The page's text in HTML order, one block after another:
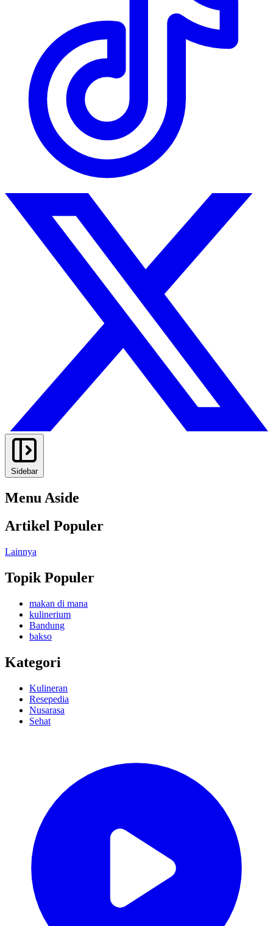
Sidebar
Menu Aside
Artikel Populer
Lainnya
Topik Populer
makan di mana
kulinerium
Bandung
bakso
Kategori
Kulineran
Resepedia
Nusarasa
Sehat